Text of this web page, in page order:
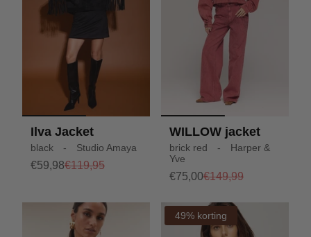
Ilva Jacket
black - Studio Amaya
€59,98€119,95
WILLOW jacket
brick red - Harper &
Yve
€75,00€149,99
49% korting